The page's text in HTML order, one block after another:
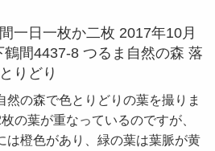
一日一枚か二枚 2017年10月
鶴間4437-8 つるま自然の森 落
りどり
然の森で色とりどりの葉を撮りま
の葉が重なっているのですが、
は橙色があり、緑の葉は葉脈が黄